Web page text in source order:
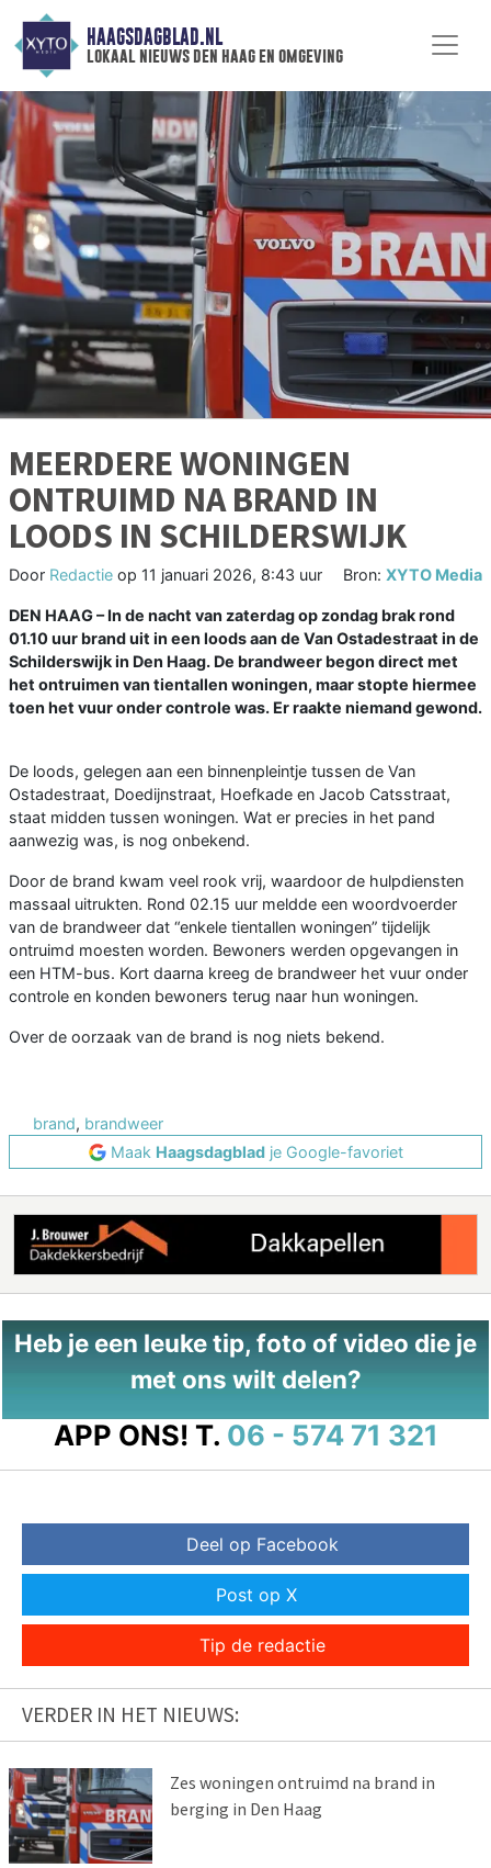
HAAGSDAGBLAD.NL
lokaal nieuws den haag en omgeving
MEERDERE WONINGEN
ONTRUIMD NA BRAND IN
LOODS IN SCHILDERSWIJK
Door Redactie op 11 januari 2026, 8:43 uur Bron: XYTO Media
DEN HAAG – In de nacht van zaterdag op zondag brak rond
01.10 uur brand uit in een loods aan de Van Ostadestraat in de
Schilderswijk in Den Haag. De brandweer begon direct met
het ontruimen van tientallen woningen, maar stopte hiermee
toen het vuur onder controle was. Er raakte niemand gewond.
De loods, gelegen aan een binnenpleintje tussen de Van
Ostadestraat, Doedijnstraat, Hoefkade en Jacob Catsstraat,
staat midden tussen woningen. Wat er precies in het pand
aanwezig was, is nog onbekend.
Door de brand kwam veel rook vrij, waardoor de hulpdiensten
massaal uitrukten. Rond 02.15 uur meldde een woordvoerder
van de brandweer dat “enkele tientallen woningen” tijdelijk
ontruimd moesten worden. Bewoners werden opgevangen in
een HTM-bus. Kort daarna kreeg de brandweer het vuur onder
controle en konden bewoners terug naar hun woningen.
Over de oorzaak van de brand is nog niets bekend.
brand, brandweer
Maak Haagsdagbladje Google-favoriet
Heb je een leuke tip, foto of video die je
met ons wilt delen?
APP ONS! T. 06 - 574 71 321
Deel op Facebook
Post op X
Tip de redactie
VERDER IN HET NIEUWS:
Zes woningen ontruimd na brand in
berging in Den Haag